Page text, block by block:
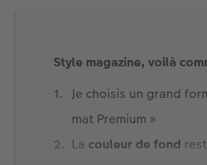
Style magazine, voilà
Je choisis un grand
mat Premium »
La couleur de fond